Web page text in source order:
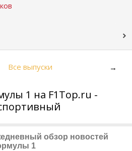
Все выпуски →
1 на F1Top.ru -
обзор новостей
1